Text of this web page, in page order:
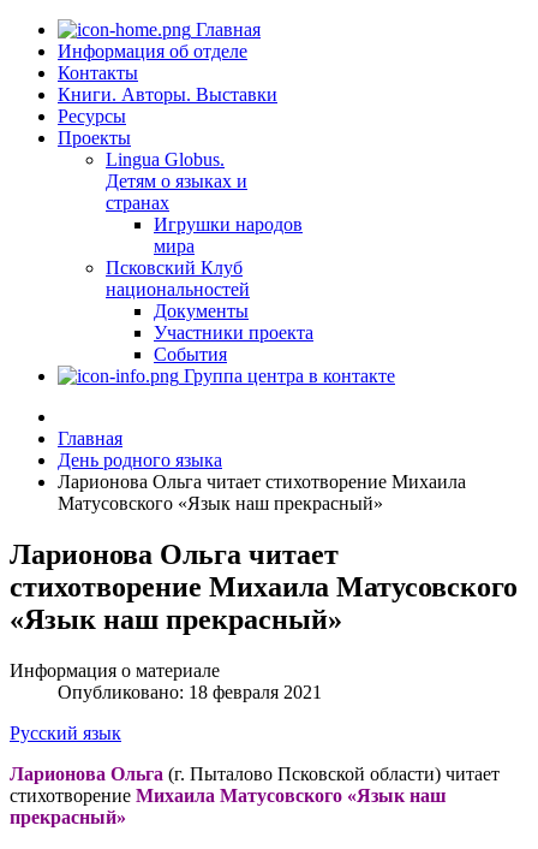
Главная
Информация об отделе
Контакты
Книги. Авторы. Выставки
Ресурсы
Проекты
Lingua Globus.
Детям о языках и
странах
Игрушки народов
мира
Псковский Клуб
национальностей
Документы
Участники проекта
События
Группа центра в контакте
Главная
День родного языка
Ларионова Ольга читает стихотворение Михаила
Матусовского «Язык наш прекрасный»
Ларионова Ольга читает
стихотворение Михаила Матусовского
«Язык наш прекрасный»
Информация о материале
Опубликовано: 18 февраля 2021
Русский язык
Ларионова Ольга (г. Пыталово Псковской области) читает
стихотворение Михаила Матусовского «Язык наш
прекрасный»